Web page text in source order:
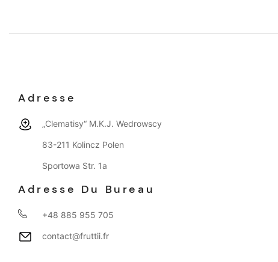
Adresse
„Clematisy“ M.K.J. Wedrowscy
83-211 Kolincz Polen
Sportowa Str. 1a
Adresse Du Bureau
+48 885 955 705
contact@fruttii.fr